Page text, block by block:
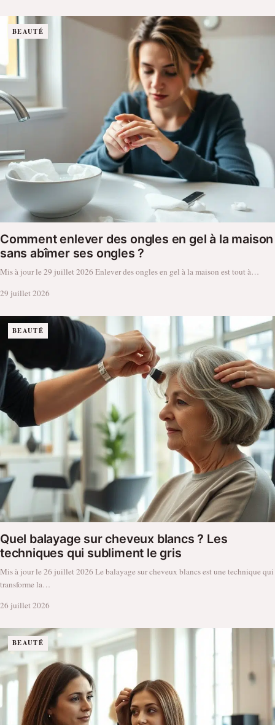
BEAUTÉ
Comment enlever des ongles en gel à la maison
sans abîmer ses ongles ?
Mis à jour le 29 juillet 2026 Enlever des ongles en gel à la maison est tout à…
29 juillet 2026
BEAUTÉ
Quel balayage sur cheveux blancs ? Les
techniques qui subliment le gris
Mis à jour le 26 juillet 2026 Le balayage sur cheveux blancs est une technique qui
transforme la…
26 juillet 2026
BEAUTÉ